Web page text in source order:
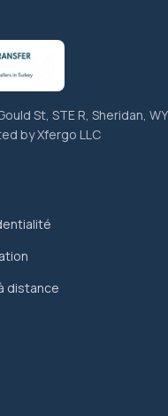
St, STE R, Sheridan, WY
by Xfergo LLC
distance